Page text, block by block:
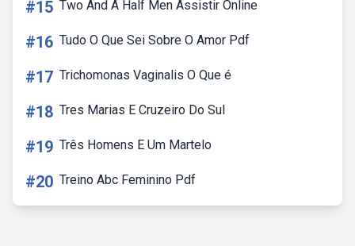
#15 Two And A Half Men Assistir Online
#16 Tudo O Que Sei Sobre O Amor Pdf
#17 Trichomonas Vaginalis O Que é
#18 Tres Marias E Cruzeiro Do Sul
#19 Três Homens E Um Martelo
#20 Treino Abc Feminino Pdf